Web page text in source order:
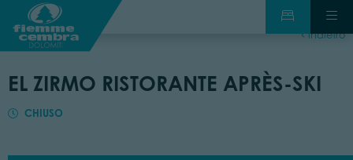
indietro
EL ZIRMO RISTORANTE APRÈS-SKI
CHIUSO